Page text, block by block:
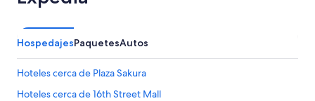
HospedajesPaquetesAutos
Hoteles cerca de Plaza Sakura
Hoteles cerca de 16th Street Mall